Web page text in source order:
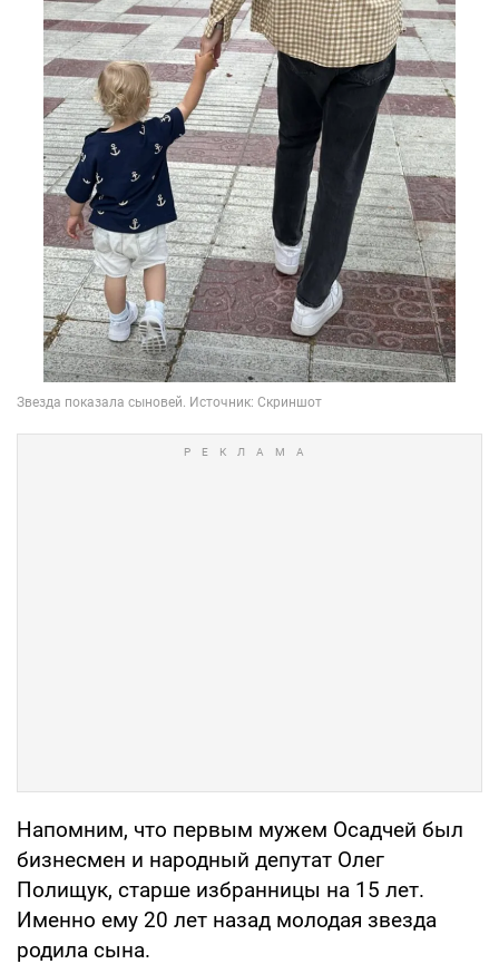
Напомним, что первым мужем Осадчей был
бизнесмен и народный депутат Олег
Полищук, старше избранницы на 15 лет.
Именно ему 20 лет назад молодая звезда
родила сына.